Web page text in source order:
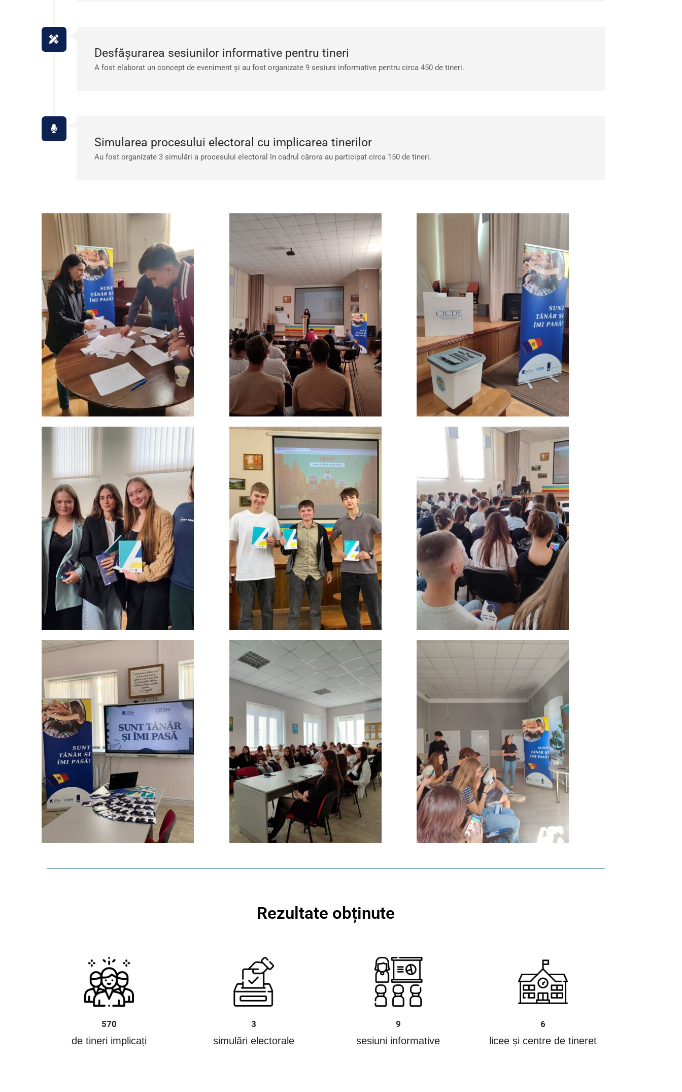
Desfășurarea sesiunilor informative pentru tineri
A fost elaborat un concept de eveniment și au fost organizate 9 sesiuni informative pentru circa 450 de tineri.
Simularea procesului electoral cu implicarea tinerilor
Au fost organizate 3 simulări a procesului electoral în cadrul cărora au participat circa 150 de tineri.
Rezultate obținute
570
de tineri implicați
3
simulări electorale
9
sesiuni informative
6
licee și centre de tineret